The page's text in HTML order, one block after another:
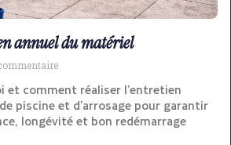
annuel du matériel
et comment réaliser l’entretien
piscine et d’arrosage pour garantir
longévité et bon redémarrage